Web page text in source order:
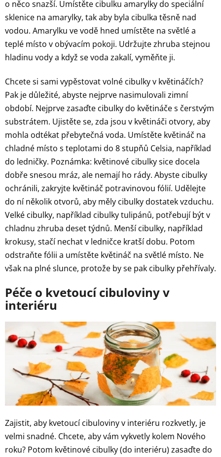
o něco snazší. Umístěte cibulku amarylky do speciální
sklenice na amarylky, tak aby byla cibulka těsně nad
vodou. Amarylku ve vodě hned umístěte na světlé a
teplé místo v obývacím pokoji. Udržujte zhruba stejnou
hladinu vody a když se voda zakalí, vyměňte ji.
Chcete si sami vypěstovat volné cibulky v květináčích?
Pak je důležité, abyste nejprve nasimulovali zimní
období. Nejprve zasaďte cibulky do květináče s čerstvým
substrátem. Ujistěte se, zda jsou v květináči otvory, aby
mohla odtékat přebytečná voda. Umístěte květináč na
chladné místo s teplotami do 8 stupňů Celsia, například
do ledničky. Poznámka: květinové cibulky sice docela
dobře snesou mráz, ale nemají ho rády. Abyste cibulky
ochránili, zakryjte květináč potravinovou fólií. Udělejte
do ní několik otvorů, aby měly cibulky dostatek vzduchu.
Velké cibulky, například cibulky tulipánů, potřebují být v
chladnu zhruba deset týdnů. Menší cibulky, například
krokusy, stačí nechat v ledničce kratší dobu. Potom
odstraňte fólii a umístěte květináč na světlé místo. Ne
však na plné slunce, protože by se pak cibulky přehřívaly.
Péče o kvetoucí cibuloviny v
interiéru
Zajistit, aby kvetoucí cibuloviny v interiéru rozkvetly, je
velmi snadné. Chcete, aby vám vykvetly kolem Nového
roku? Potom květinové cibulky (do interiéru) zasaďte do